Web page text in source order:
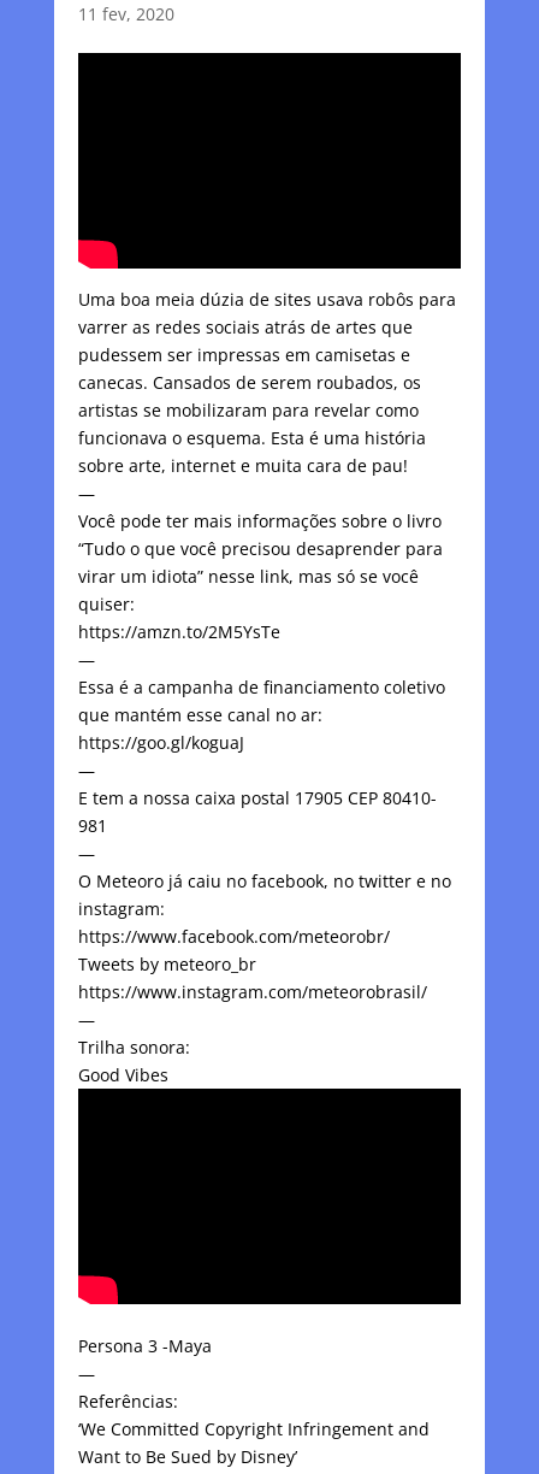
11 fev, 2020
Uma boa meia dúzia de sites usava robôs para
varrer as redes sociais atrás de artes que
pudessem ser impressas em camisetas e
canecas. Cansados de serem roubados, os
artistas se mobilizaram para revelar como
funcionava o esquema. Esta é uma história
sobre arte, internet e muita cara de pau!
—
Você pode ter mais informações sobre o livro
“Tudo o que você precisou desaprender para
virar um idiota” nesse link, mas só se você
quiser:
https://amzn.to/2M5YsTe
—
Essa é a campanha de financiamento coletivo
que mantém esse canal no ar:
https://goo.gl/koguaJ
—
E tem a nossa caixa postal 17905 CEP 80410-
981
—
O Meteoro já caiu no facebook, no twitter e no
instagram:
https://www.facebook.com/meteorobr/
Tweets by meteoro_br
https://www.instagram.com/meteorobrasil/
—
Trilha sonora:
Good Vibes
Persona 3 -Maya
—
Referências:
‘We Committed Copyright Infringement and
Want to Be Sued by Disney’